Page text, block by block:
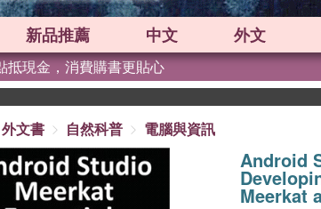
新品推薦 中文 外文
抵現金，消費購書更貼心
外文書 自然科普 電腦與資訊
Android
Meerkat